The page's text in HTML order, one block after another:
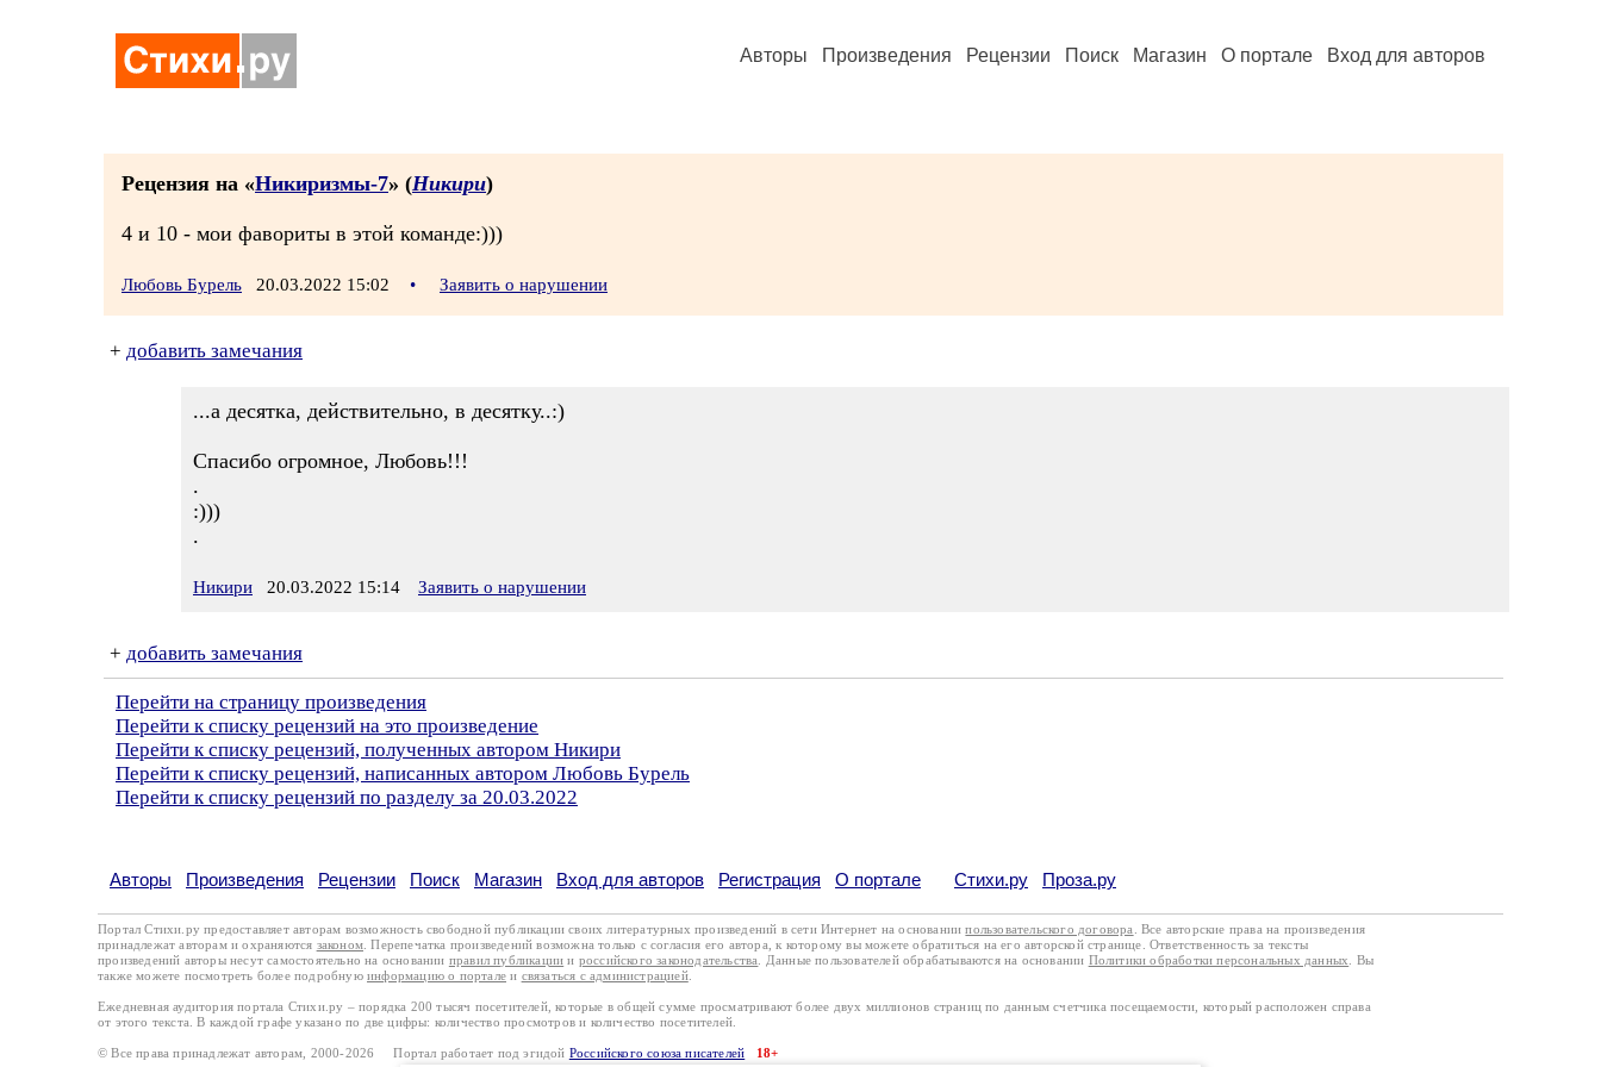
Авторы Произведения Рецензии Поиск Магазин О портале Вход для авторов
Рецензия на «Никиризмы-7» (Никири)
4 и 10 - мои фавориты в этой команде:)))
Любовь Бурель 20.03.2022 15:02 • Заявить о нарушении
+ добавить замечания
...а десятка, действительно, в десятку..:)
Спасибо огромное, Любовь!!!
.
:)))
.
Никири 20.03.2022 15:14 Заявить о нарушении
+ добавить замечания
Перейти на страницу произведения
Перейти к списку рецензий на это произведение
Перейти к списку рецензий, полученных автором Никири
Перейти к списку рецензий, написанных автором Любовь Бурель
Перейти к списку рецензий по разделу за 20.03.2022
Авторы Произведения Рецензии Поиск Магазин Вход для авторов Регистрация О портале Стихи.ру Проза.ру
Портал Стихи.ру предоставляет авторам возможность свободной публикации своих литературных произведений в сети Интернет на основаниипользовательского договора
. Все авторские права на произведения
принадлежат авторам и охраняются законом . Перепечатка произведений возможна только с согласия его автора, к которому вы можете обратиться на его авторской странице. Ответственность за тексты
произведений авторы несут самостоятельно на основании правил публикации и российского законодательства . Данные пользователей обрабатываются на основании Политики обработки персональных данных
. Вы
также можете посмотреть более подробную информацию о портале и связаться с администрацией.
Ежедневная аудитория портала Стихи.ру – порядка 200 тысяч посетителей, которые в общей сумме просматривают более двух миллионов страниц по данным счетчика посещаемости, который расположен справа
от этого текста. В каждой графе указано по две цифры: количество просмотров и количество посетителей.
© Все права принадлежат авторам, 2000-2026 Портал работает под эгидой Российского союза писателей 18+